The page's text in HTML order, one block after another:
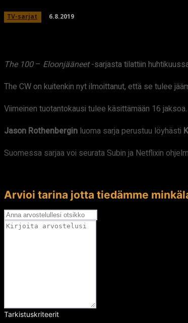
TV-sarjat 6.8.2019
The 100– Eloonjääneet-sarjasta tilattiin
The CW on kuitenkin nyt ilmoittanut, että se tulee
Viimeinen tuotantokausi tulee käsittämään 16 jaksoa.
Jason Rothenbergin luoma sarja perustuu löyhästi
Suomessa sarjaa voi seurata Subin ja Netflixin
Arvioi tarina jotta tiedämme
Tarkistuskriteerit